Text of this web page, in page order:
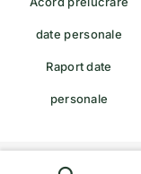
date personale
Raport date
personale